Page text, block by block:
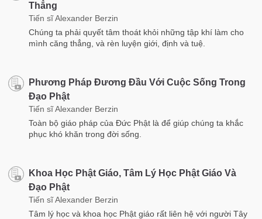
Thẳng
Tiến sĩ Alexander Berzin
Chúng ta phải quyết tâm thoát khỏi những tập khí làm cho
mình căng thẳng, và rèn luyện giới, định và tuệ.
Phương Pháp Đương Đầu Với Cuộc Sống Trong
Đạo Phật
Tiến sĩ Alexander Berzin
Toàn bộ giáo pháp của Đức Phật là để giúp chúng ta khắc
phục khó khăn trong đời sống.
Khoa Học Phật Giáo, Tâm Lý Học Phật Giáo Và
Đạo Phật
Tiến sĩ Alexander Berzin
Tâm lý học và khoa học Phật giáo rất liên hệ với người Tây